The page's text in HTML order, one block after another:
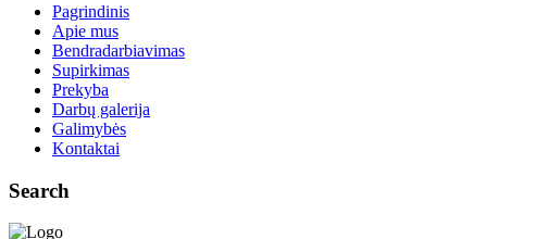
Pagrindinis
Apie mus
Bendradarbiavimas
Supirkimas
Prekyba
Darbų galerija
Galimybės
Kontaktai
Search